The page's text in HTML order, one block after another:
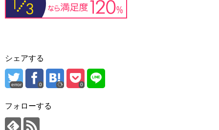
シェアする
error 0 0
フォローする